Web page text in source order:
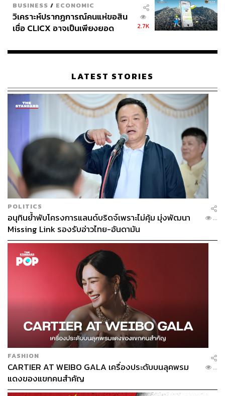
BUSINESS / ECONOMIC
วิเคราะห์ปรากฏการณ์คนแห่ขอสิน
เชื่อ CLICX อาจเป็นเพียงยอด
เรือนไทยที่ถูกซุกไว้
2.7K
LATEST STORIES
POLITICS
อนุทินย้ำพับโครงการแลนด์บริดจ์เพราะไม่คุ้ม มุ่งพัฒนา
Missing Link รองรับอ่าวไทย-อันดามัน
...
FASHION
CARTIER AT WEIBO GALA เครื่องประดับบนลุคพรม
แดงของแขกคนสำคัญ
...